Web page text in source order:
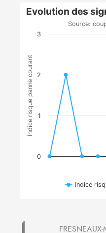
Indice risque panne courant
Evolution des
Source:
0
1
2
3
Indice